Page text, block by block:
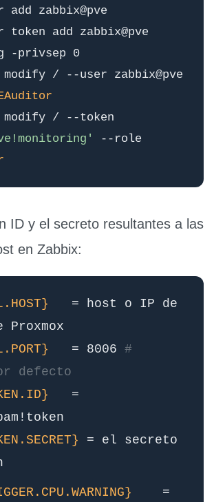
add zabbix@pve
token add zabbix@pve
-privsep 0
modify / --user zabbix@pve
modify / --token
--role
ID y el secreto resultantes a las
en Zabbix:
= host o IP de
= 8006 #
defecto
=
= el secreto
=